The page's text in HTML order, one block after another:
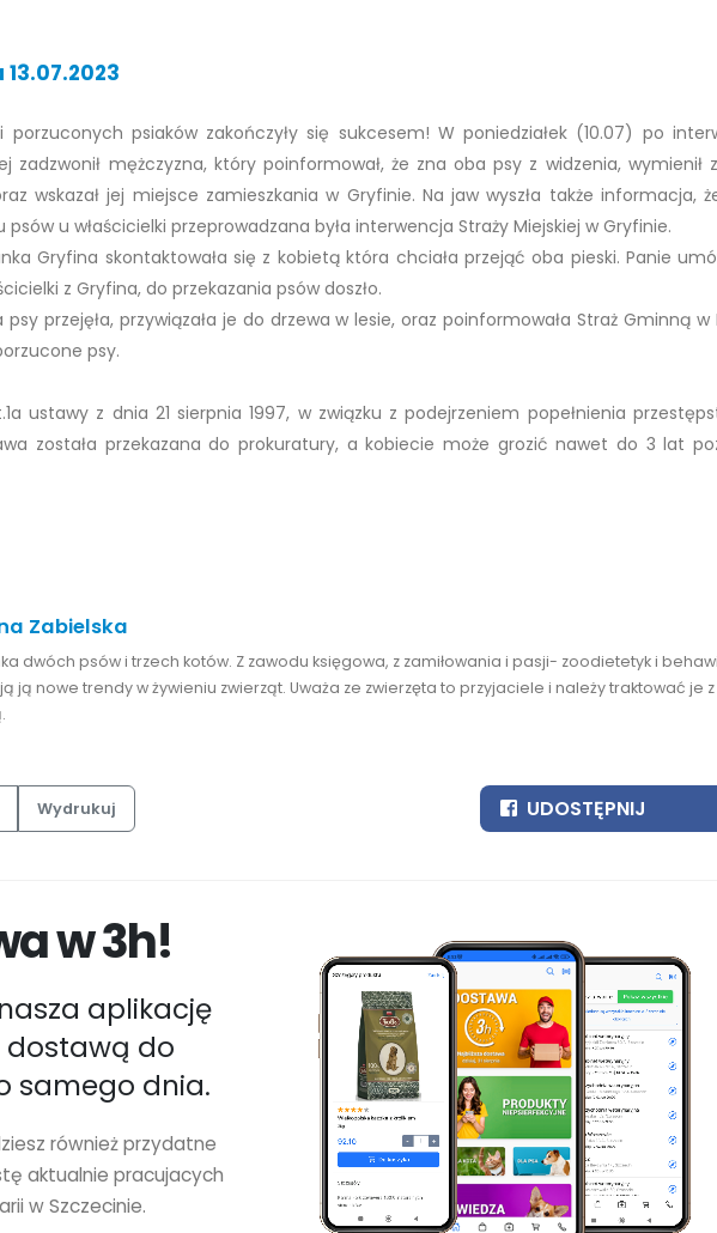
porzuconych psiaków zakończyły się sukcesem! W poniedziałek (10.07) po
zadzwonił mężczyzna, który poinformował, że zna oba psy z widzenia, wymienił
wskazał jej miejsce zamieszkania w Gryfinie. Na jaw wyszła także informacja,
u właścicielki przeprowadzana była interwencja Straży Miejskiej w Gryfinie.
Gryfina skontaktowała się z kobietą która chciała przejąć oba pieski. Panie
z Gryfina, do przekazania psów doszło.
przejęła, przywiązała je do drzewa w lesie, oraz poinformowała Straż Gminną w
psy.
ustawy z dnia 21 sierpnia 1997, w związku z podejrzeniem popełnienia
została przekazana do prokuratury, a kobiecie może grozić nawet do 3 lat
Zabielska
dwóch psów i trzech kotów. Z zawodu księgowa, z zamiłowania i pasji- zoodietetyk i
ją nowe trendy w żywieniu zwierząt. Uważa ze zwierzęta to przyjaciele i należy traktować je z
Wydrukuj UDOSTĘPNIJ
w 3h!
aplikację
dostawą do
samego dnia.
również przydatne
aktualnie pracujacych
w Szczecinie.